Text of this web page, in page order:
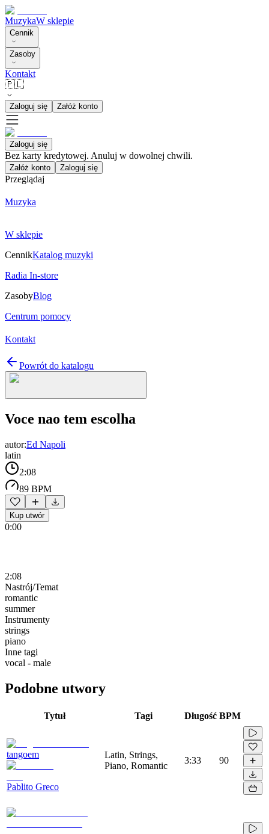
MuzykaW sklepie
Cennik
Zasoby
Kontakt
🇵🇱
Zaloguj się Załóż konto
Zaloguj się
Bez karty kredytowej. Anuluj w dowolnej chwili.
Załóż konto Zaloguj się
Przeglądaj
Muzyka
W sklepie
CennikKatalog muzyki
Radia In-store
ZasobyBlog
Centrum pomocy
Kontakt
Powrót do katalogu
Voce nao tem escolha
autor:Ed Napoli
latin
2:08
89 BPM
Kup utwór
0:00
2:08
Nastrój/Temat
romantic
summer
Instrumenty
strings
piano
Inne tagi
vocal - male
Podobne utwory
Tytuł Tagi Długość BPM
tangoem
Pablito Greco
Latin, Strings,
Piano, Romantic
3:33 90